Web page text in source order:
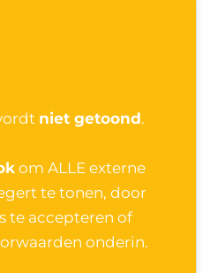
niet getoond.
om ALLE externe
te tonen, door
te accepteren of
onderin.